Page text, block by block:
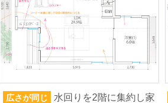
広さが同じ
水回りを2階に集約し家